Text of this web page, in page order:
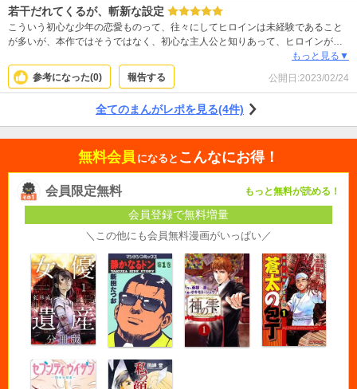
若干だれてくるが、斬新な設定
こういう初心な少年の恋愛ものって、往々にしてヒロインは未経験であること
が多いが、本作ではそうではなく、初心な主人公と知りあって、ヒロインがち
ゃんと恋愛の段階を踏んでいくという話。 主人公が奥手すぎてあんまり話が進
まないことが難点。
もっと見る▼
参考になった(0) 報告する 公開日:2023/02/24
全てのまんがレポを見る(4件)
無料会員 になると こんなにお得！
会員限定無料 もっと無料が読める！
会員登録で無料増量
＼この他にも会員無料漫画がいっぱい／